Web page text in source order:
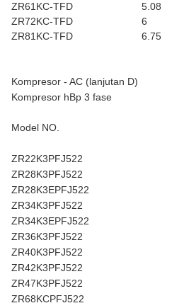
ZR61KC-TFD
5.08
ZR72KC-TFD
6
ZR81KC-TFD
6.75
Kompresor - AC (lanjutan D)
Kompresor hBp 3 fase
Model NO.
ZR22K3PFJ522
ZR28K3PFJ522
ZR28K3EPFJ522
ZR34K3PFJ522
ZR34K3EPFJ522
ZR36K3PFJ522
ZR40K3PFJ522
ZR42K3PFJ522
ZR47K3PFJ522
ZR68KCPFJ522